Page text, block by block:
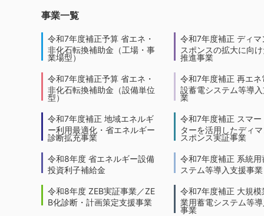
事業一覧
令和7年度補正予算 省エネ・
非化石転換補助金（工場・事
業場型）
令和7年度補正予算 省エネ・
非化石転換補助金（設備単位
型）
令和7年度補正 地域エネルギ
ー利用最適化・省エネルギー
診断拡充事業
令和8年度 省エネルギー設備
投資利子補給金
令和8年度 ZEB実証事業／ZE
B化診断・計画策定支援事業
令和7年度補正 ディマ
スポンスの拡大に向
推進事業
令和7年度補正 再エネ
設蓄電システム等導
業
令和7年度補正 スマー
ターを活用したディ
スポンス実証事業
令和7年度補正 系統用
ステム等導入支援事業
令和7年度補正 大規模
業用蓄電システム等
事業